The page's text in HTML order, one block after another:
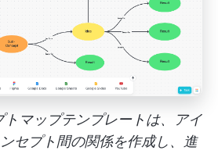
マップテンプレートは、アイ
セプト間の関係を作成し、進